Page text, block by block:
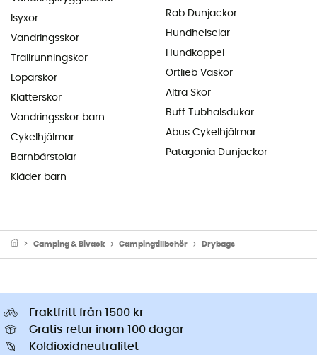
Isyxor
Vandringsskor
Trailrunningskor
Löparskor
Klätterskor
Vandringsskor barn
Cykelhjälmar
Barnbärstolar
Kläder barn
Rab Dunjackor
Hundhelselar
Hundkoppel
Ortlieb Väskor
Altra Skor
Buff Tubhalsdukar
Abus Cykelhjälmar
Patagonia Dunjackor
Camping & Bivack Campingtillbehör Drybags
Fraktfritt från 1500 kr
Gratis retur inom 100 dagar
Koldioxidneutralitet